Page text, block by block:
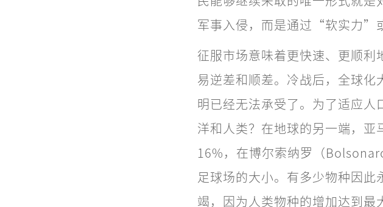
军事入侵，而是通过“软实力”
征服市场意味着更快速、更顺
易逆差和顺差。冷战后，全球
明已经无法承受了。为了适应
洋和人类？在地球的另一端，亚
16%，在博尔索纳罗（
足球场的大小。有多少物种因
竭，因为人类物种的增加达到